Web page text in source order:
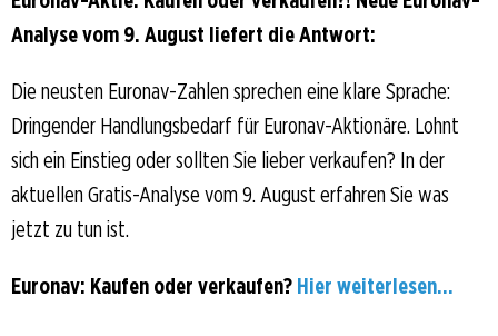
Analyse vom 9. August liefert die Antwort:
Die neusten Euronav-Zahlen sprechen eine klare Sprache:
Dringender Handlungsbedarf für Euronav-Aktionäre. Lohnt
sich ein Einstieg oder sollten Sie lieber verkaufen? In der
aktuellen Gratis-Analyse vom 9. August erfahren Sie was
jetzt zu tun ist.
Euronav: Kaufen oder verkaufen? Hier weiterlesen...